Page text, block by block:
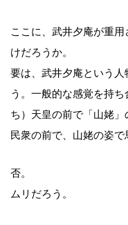
ここに、武井夕庵が重
けだろうか。
要は、武井夕庵という
う。一般的な感覚を持
ち）天皇の前で「山姥
民衆の前で、山姥の姿で
否。
ムリだろう。